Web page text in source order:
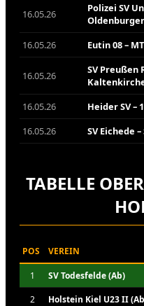
16.05.26
Polizei SV
Oldenburger
16.05.26 Eutin 08 –
16.05.26
SV Preußen
16.05.26 Heider SV –
16.05.26
SV Eichede
TABELLE
POS VEREIN
1 SV Todesfelde (Ab)
2
Holstein Kiel U23 II